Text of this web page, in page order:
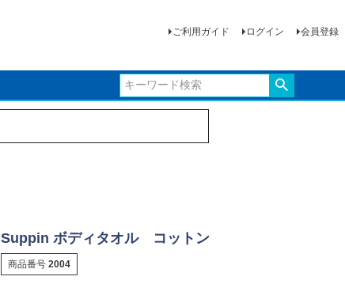
ご利用ガイド ログイン 会員登録
Suppin ボディタオル コットン
商品番号 2004